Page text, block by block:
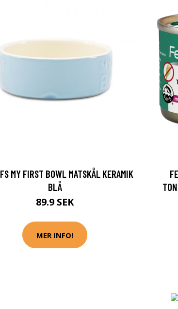
MY FIRST BOWL MATSKÅL KERAMIK
BLÅ
89.9 SEK
MER INFO!